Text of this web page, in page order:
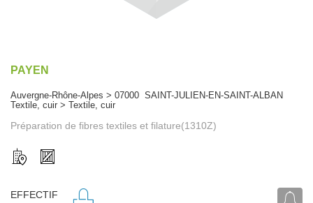
PAYEN
Auvergne-Rhône-Alpes > 07000 SAINT-JULIEN-EN-SAINT-ALBAN
Textile, cuir > Textile, cuir
Préparation de fibres textiles et filature(1310Z)
EFFECTIF